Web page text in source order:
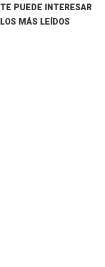
TE PUEDE INTERESAR
LOS MÁS LEÍDOS